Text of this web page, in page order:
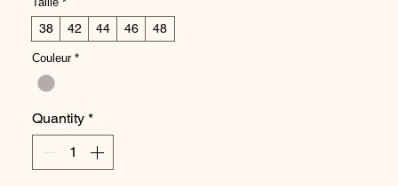
extensible assure un confort optimal au
quotidien.
moderne et raffiné
✔ Capuche pratique pour un style
sportswear élégant
✔ Poches zippées fonctionnelles et
discrètes
38 42 44 46 48
Couleur *
Quantity *